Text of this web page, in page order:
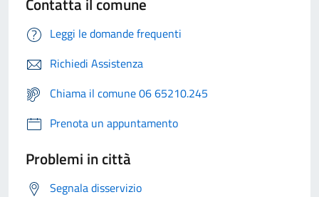
Leggi le domande frequenti
Richiedi Assistenza
Chiama il comune 06 65210.245
Prenota un appuntamento
Problemi in città
Segnala disservizio